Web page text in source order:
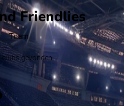
Friendlies
Team
clubs gevonden